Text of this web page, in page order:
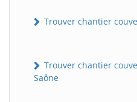
Trouver chantier
Trouver chantier
Saône